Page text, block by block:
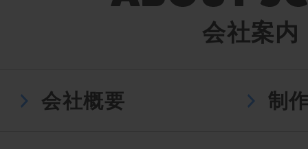
会社案内
会社概要 制